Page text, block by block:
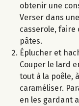
obtenir une
Verser dans
casserole, faire
pâtes.
Éplucher et
Couper le lard
tout à la poêle,
caraméliser.
en les gardant